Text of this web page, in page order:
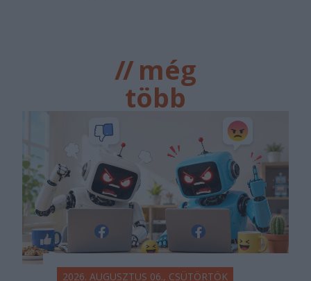
//még
több
főtér.ro
2026. AUGUSZTUS 06., CSÜTÖRTÖK